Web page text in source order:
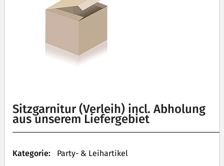
Sitzgarnitur (Verleih) incl. Abholung
aus unserem Liefergebiet
Kategorie: Party- & Leihartikel